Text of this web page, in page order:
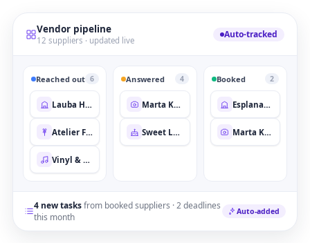
Vendor pipeline
12 suppliers · updated live
Auto-tracked
Reached out 6
Lauba House
Atelier Fleur
Vinyl & Vows
Answered 4
Marta Kovač
Sweet Layer Co.
Booked 2
Esplanade Terrace
Marta Kovač
4 new tasksfrom booked suppliers · 2 deadlines
this month
Auto-added